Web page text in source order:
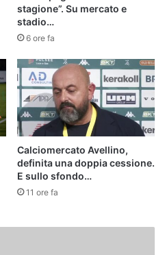
stagione”. Su mercato e
stadio…
6 ore fa
Calciomercato Avellino,
definita una doppia cessione.
E sullo sfondo…
11 ore fa